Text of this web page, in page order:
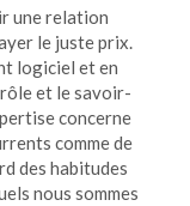
une relation
le juste prix.
logiciel et en
et le savoir-
concerne
comme de
des habitudes
nous sommes